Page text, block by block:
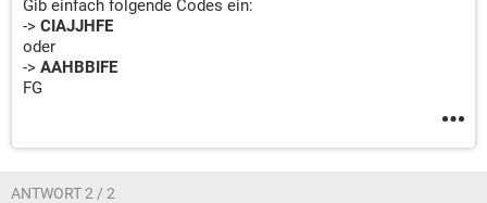
Gib einfach folgende Codes ein:
-> CIAJJHFE
oder
-> AAHBBIFE
FG
ANTWORT 2 / 2